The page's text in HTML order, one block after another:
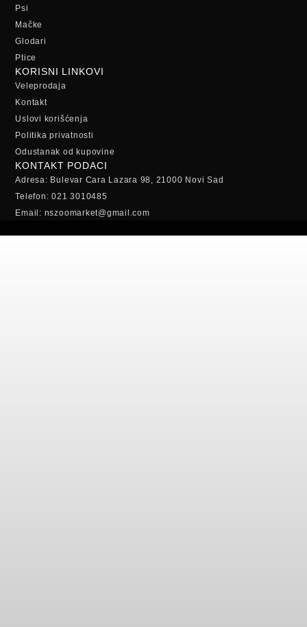
Psi
Mačke
Glodari
Ptice
KORISNI LINKOVI
Veleprodaja
Kontakt
Uslovi korišćenja
Politika privatnosti
Odustanak od kupovine
KONTAKT PODACI
Adresa: Bulevar Cara Lazara 98, 21000 Novi Sad
Telefon: 021 3010485
Email: nszoomarket@gmail.com